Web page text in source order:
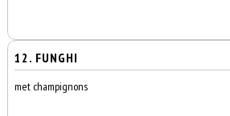
12. FUNGHI
met champignons